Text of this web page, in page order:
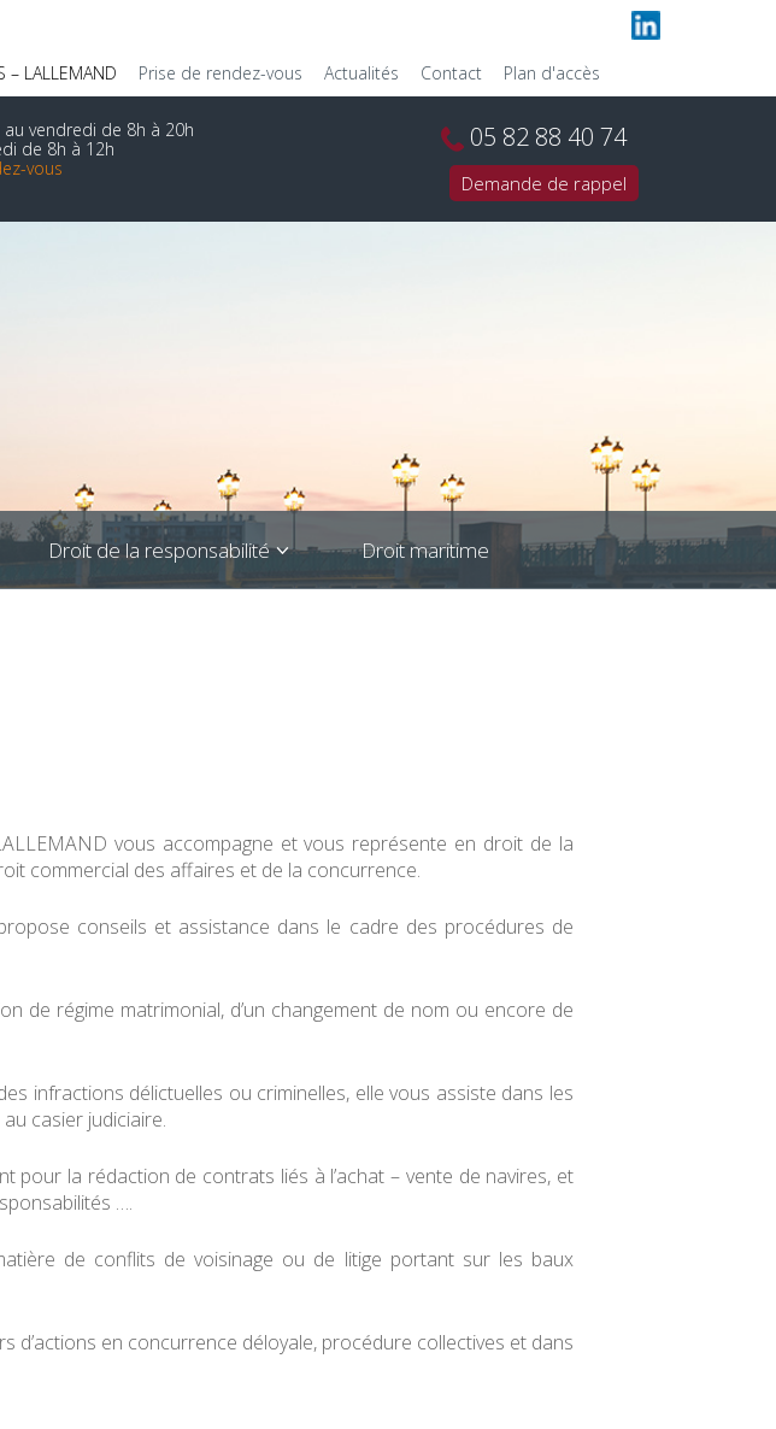
– LALLEMAND Prise de rendez-vous Actualités Contact Plan d'accès
au vendredi de 8h à 20h
de 8h à 12h
vous
05 82 88 40 74
Demande de rappel
Droit de la responsabilité Droit maritime
vous accompagne et vous représente en droit de la
commercial des affaires et de la concurrence.
conseils et assistance dans le cadre des procédures de
de régime matrimonial, d’un changement de nom ou encore de
infractions délictuelles ou criminelles, elle vous assiste dans les
casier judiciaire.
la rédaction de contrats liés à l’achat – vente de navires, et
….
de conflits de voisinage ou de litige portant sur les baux
en concurrence déloyale, procédure collectives et dans